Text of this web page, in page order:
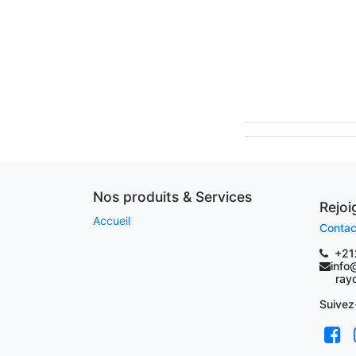
Nos produits & Services
Accueil